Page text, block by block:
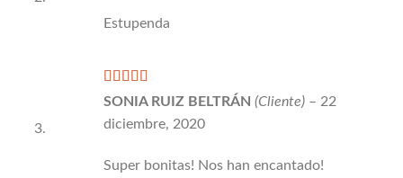
Estupenda
Valorado
SONIA RUIZ BELTRÁN (Cliente) – 22
diciembre, 2020
Super bonitas! Nos han encantado!